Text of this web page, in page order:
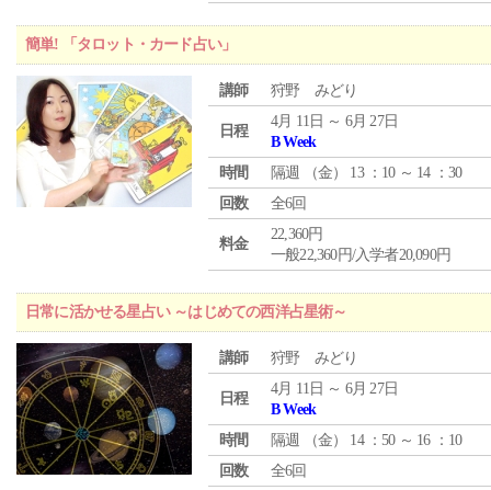
簡単! 「タロット・カード占い」
講師 狩野 みどり
日程
4月 11日 ～ 6月 27日
B Week
時間
隔週 （金） 13 ：10 ～ 14 ：30
回数
全6回
料金
22,360円
一般22,360円/入学者20,090円
日常に活かせる星占い ～はじめての西洋占星術～
講師 狩野 みどり
日程
4月 11日 ～ 6月 27日
B Week
時間
隔週 （金） 14 ：50 ～ 16 ：10
回数
全6回